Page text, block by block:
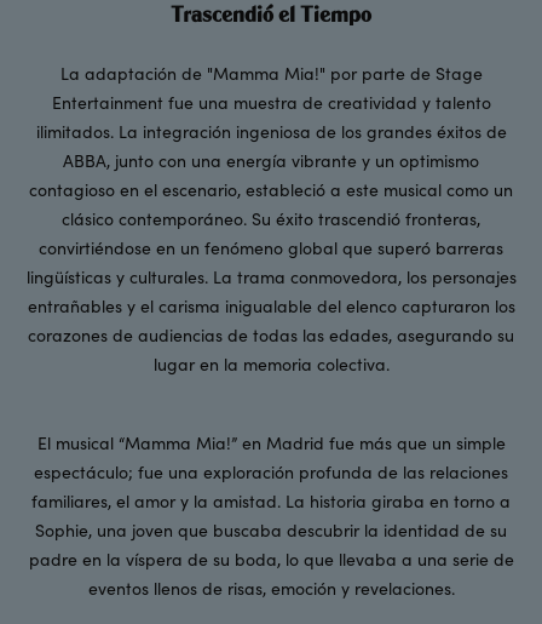
Trascendió el Tiempo
La adaptación de "Mamma Mia!" por parte de Stage
Entertainment fue una muestra de creatividad y talento
ilimitados. La integración ingeniosa de los grandes éxitos de
ABBA, junto con una energía vibrante y un optimismo
contagioso en el escenario, estableció a este musical como un
clásico contemporáneo. Su éxito trascendió fronteras,
convirtiéndose en un fenómeno global que superó barreras
lingüísticas y culturales. La trama conmovedora, los personajes
entrañables y el carisma inigualable del elenco capturaron los
corazones de audiencias de todas las edades, asegurando su
lugar en la memoria colectiva.
El musical “Mamma Mia!” en Madrid fue más que un simple
espectáculo; fue una exploración profunda de las relaciones
familiares, el amor y la amistad. La historia giraba en torno a
Sophie, una joven que buscaba descubrir la identidad de su
padre en la víspera de su boda, lo que llevaba a una serie de
eventos llenos de risas, emoción y revelaciones.